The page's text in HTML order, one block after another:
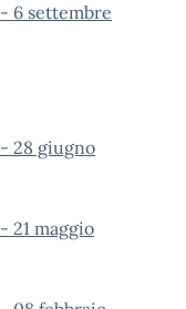
6 settembre
28 giugno
21 maggio